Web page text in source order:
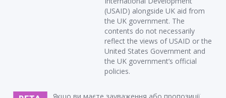
(USAID) alongside UK aid from
the UK government. The
contents do not necessarily
reflect the views of USAID or the
United States Government and
the UK government’s official
policies.